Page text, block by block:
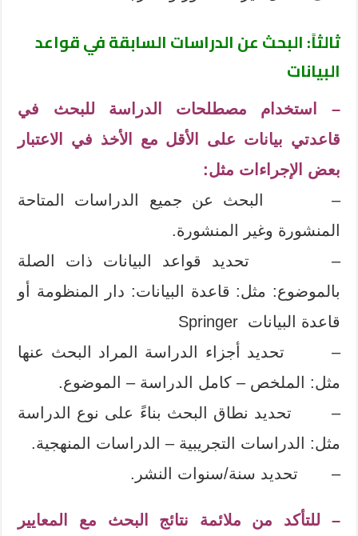
ثالثاً: البحث عن الدراسات السابقة في قواعد
البيانات
– استخدام مصطلحات الدراسة للبحث في
قاعدتي بيانات على الأقل مع الأخذ في الاعتبار
بعض الإجراءات مثل:
– البحث عن جميع الدراسات المتاحة
المنشورة وغير المنشورة.
– ‏ تحديد قواعد البيانات ذات الصلة
بالموضوع: مثل: قاعدة البيانات: دار المنظومة أو
قاعدة البيانات Springer
– تحديد أجزاء الدراسة المراد البحث عنها
مثل: الملخص – كامل الدراسة – الموضوع.
– تحديد نطاق البحث بناءً على نوع الدراسة
مثل: الدراسات التجريبية – الدراسات المنهجية.
– تحديد سنة/سنوات النشر.
– للتأكد من ملائمة نتائج البحث مع المعايير